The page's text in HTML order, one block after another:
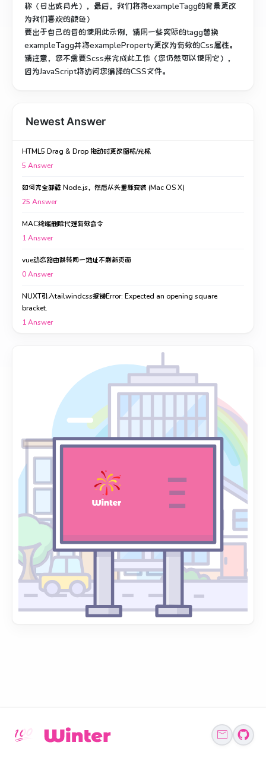
称（日出或月光），最后，我们将将exampleTagg的背景更改
为我们喜欢的颜色）
要出于自己的目的使用此示例，请用一些实际的tagg替换
exampleTagg并将exampleProperty更改为有效的Css属性。
请注意，您不需要Scss来完成此工作（您仍然可以使用它），
因为JavaScript将访问您编译的CSS文件。
Newest Answer
HTML5 Drag & Drop 拖动时更改图标/光标
5 Answer
如何完全卸载 Node.js，然后从头重新安装 (Mac OS X)
25 Answer
MAC终端删除代理有效命令
1Answer
vue动态路由跳转同一地址不刷新页面
0Answer
NUXT引入tailwindcss报错Error: Expected an opening square
bracket.
1Answer